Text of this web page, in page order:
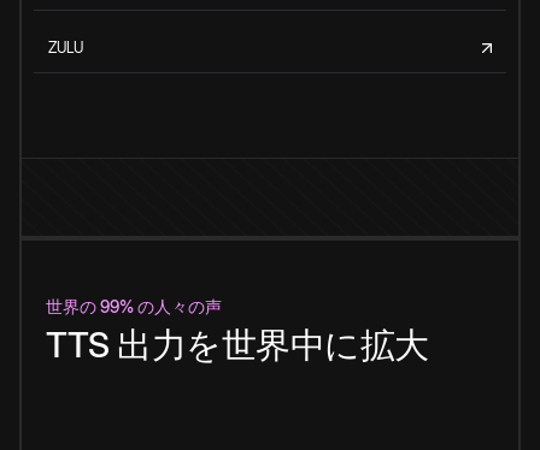
ZULU
世界の 99% の人々の声
TTS 出力を世界中に拡大